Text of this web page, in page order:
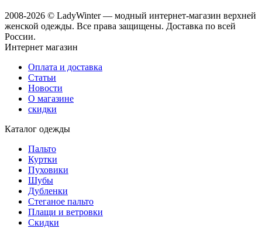
2008-2026 © LadyWinter — модный интернет-магазин верхней
женской одежды. Все права защищены. Доставка по всей
России.
Интернет магазин
Оплата и доставка
Статьи
Новости
О магазине
скидки
Каталог одежды
Пальто
Куртки
Пуховики
Шубы
Дубленки
Стеганое пальто
Плащи и ветровки
Скидки